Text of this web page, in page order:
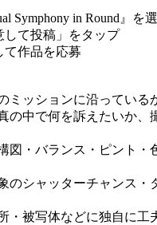
Symphony in Round』を
して投稿」をタップ
て作品を応募
ミッションに沿っている
の中で何を訴えたいか、
図・バランス・ピント・
のシャッターチャンス・
・被写体などに独自に工